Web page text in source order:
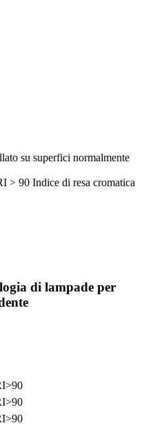
di lampade per